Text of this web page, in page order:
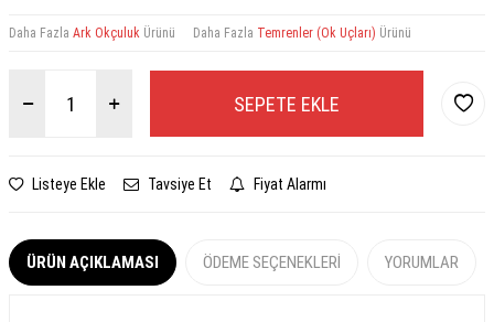
Daha Fazla Ark Okçuluk Ürünü Daha Fazla Temrenler (Ok Uçları) Ürünü
SEPETE EKLE
Listeye Ekle Tavsiye Et Fiyat Alarmı
ÜRÜN AÇIKLAMASI ÖDEME SEÇENEKLERI YORUMLAR